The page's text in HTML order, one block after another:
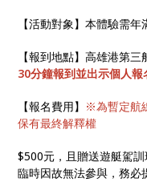
【活動對象】本體驗需
【報到地點】高雄港第
30分鐘報到並出示個人報
【報名費用】 ※為暫定航
保有最終解釋權
$500元，且贈送遊艇駕
臨時因故無法參與，務必